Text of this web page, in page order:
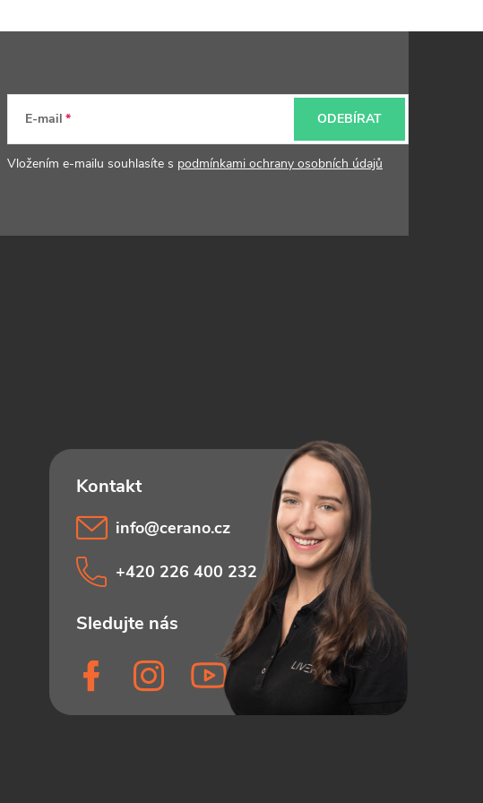
E-mail
Vložením e-mailu souhlasíte s podmínkami ochrany osobních údajů
ODEBÍRAT
info@cerano.cz
+420 226 400 232